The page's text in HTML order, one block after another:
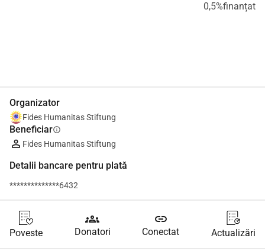
0,5%finanțat
Organizator
Fides Humanitas Stiftung
Beneficiarinfo
Fides Humanitas Stiftung
Detalii bancare pentru plată
**************6432
Poveste
groups
Donatori
link
Conectat Actualizări